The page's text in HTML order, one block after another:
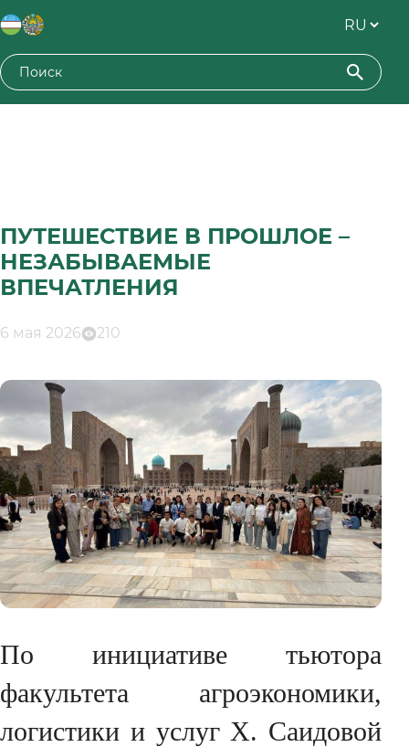
ПУТЕШЕСТВИЕ В ПРОШЛОЕ –
НЕЗАБЫВАЕМЫЕ
ВПЕЧАТЛЕНИЯ
6 мая 2026 210
По инициативе тьютора
факультета агроэкономики,
логистики и услуг Х. Саидовой